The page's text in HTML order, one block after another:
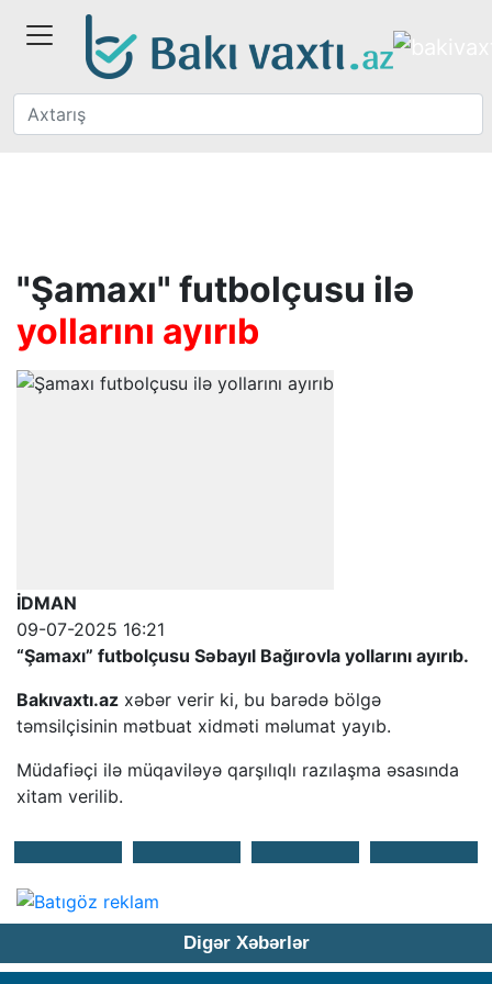
"Şamaxı" futbolçusu ilə
yollarını ayırıb
İDMAN
09-07-2025 16:21
“Şamaxı” futbolçusu Səbayıl Bağırovla yollarını ayırıb.
Bakıvaxtı.az xəbər verir ki, bu barədə bölgə
təmsilçisinin mətbuat xidməti məlumat yayıb.
Müdafiəçi ilə müqaviləyə qarşılıqlı razılaşma əsasında
xitam verilib.
Digər Xəbərlər